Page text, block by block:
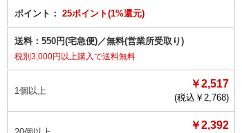
ポイント： 25ポイント(1%還元)
送料： 550円(宅急便)／無料(営業所受取り)
税別3,000円以上購入で送料無料
1個以上
￥2,517
(税込￥ 2,768)
￥2,392